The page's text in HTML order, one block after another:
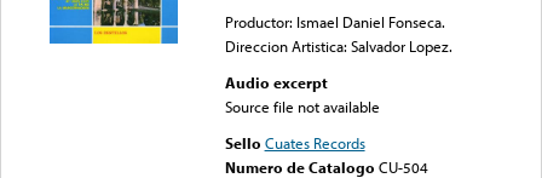
Productor: Ismael Daniel Fonseca.
Direccion Artistica: Salvador Lopez.
Audio excerpt
Source file not available
Sello Cuates Records
Numero de Catalogo CU-504